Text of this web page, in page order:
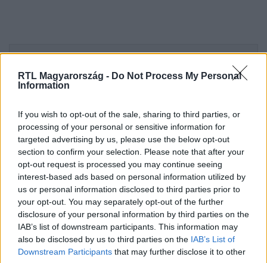
RTL Magyarország - Do Not Process My Personal
Information
If you wish to opt-out of the sale, sharing to third parties, or
processing of your personal or sensitive information for
targeted advertising by us, please use the below opt-out
section to confirm your selection. Please note that after your
opt-out request is processed you may continue seeing
interest-based ads based on personal information utilized by
us or personal information disclosed to third parties prior to
your opt-out. You may separately opt-out of the further
disclosure of your personal information by third parties on the
IAB’s list of downstream participants. This information may
also be disclosed by us to third parties on the IAB’s List of
Downstream Participants that may further disclose it to other
legyen a Google-találatokban!
Kövess minket, és értesülj a friss hírekről a
Facebookon is!